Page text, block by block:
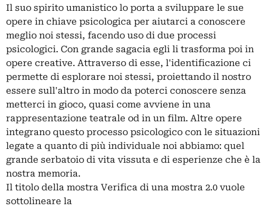
Il suo spirito umanistico lo porta a sviluppare le sue
opere in chiave psicologica per aiutarci a conoscere
meglio noi stessi, facendo uso di due processi
psicologici. Con grande sagacia egli li trasforma poi in
opere creative. Attraverso di esse, l'identificazione ci
permette di esplorare noi stessi, proiettando il nostro
essere sull'altro in modo da poterci conoscere senza
metterci in gioco, quasi come avviene in una
rappresentazione teatrale od in un film. Altre opere
integrano questo processo psicologico con le situazioni
legate a quanto di più individuale noi abbiamo: quel
grande serbatoio di vita vissuta e di esperienze che è la
nostra memoria.
Il titolo della mostra Verifica di una mostra 2.0 vuole
sottolineare la